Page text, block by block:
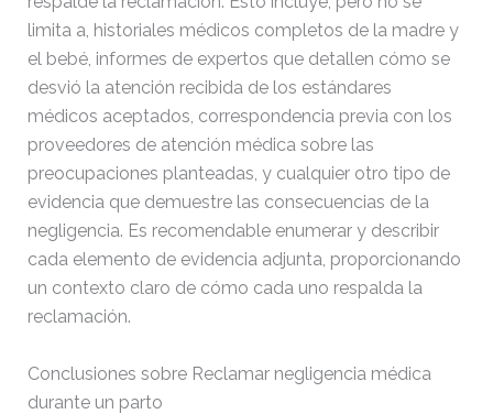
limita a, historiales médicos completos de la madre y
el bebé, informes de expertos que detallen cómo se
desvió la atención recibida de los estándares
médicos aceptados, correspondencia previa con los
proveedores de atención médica sobre las
preocupaciones planteadas, y cualquier otro tipo de
evidencia que demuestre las consecuencias de la
negligencia. Es recomendable enumerar y describir
cada elemento de evidencia adjunta, proporcionando
un contexto claro de cómo cada uno respalda la
reclamación.
Conclusiones sobre Reclamar negligencia médica
durante un parto